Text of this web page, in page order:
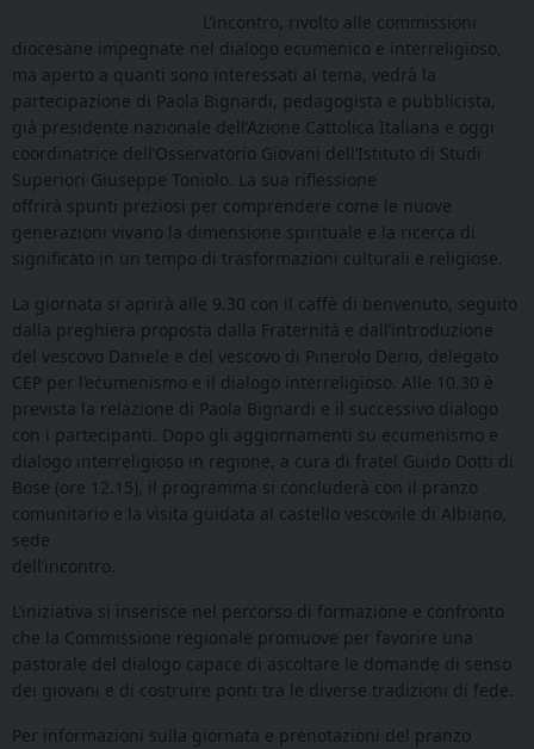
L’incontro, rivolto alle commissioni
diocesane impegnate nel dialogo ecumenico e interreligioso,
ma aperto a quanti sono interessati al tema, vedrà la
partecipazione di Paola Bignardi, pedagogista e pubblicista,
già presidente nazionale dell’Azione Cattolica Italiana e oggi
coordinatrice dell’Osservatorio Giovani dell’Istituto di Studi
Superiori Giuseppe Toniolo. La sua riflessione
offrirà spunti preziosi per comprendere come le nuove
generazioni vivano la dimensione spirituale e la ricerca di
significato in un tempo di trasformazioni culturali e religiose.
La giornata si aprirà alle 9.30 con il caffè di benvenuto, seguito
dalla preghiera proposta dalla Fraternità e dall’introduzione
del vescovo Daniele e del vescovo di Pinerolo Derio, delegato
CEP per l’ecumenismo e il dialogo interreligioso. Alle 10.30 è
prevista la relazione di Paola Bignardi e il successivo dialogo
con i partecipanti. Dopo gli aggiornamenti su ecumenismo e
dialogo interreligioso in regione, a cura di fratel Guido Dotti di
Bose (ore 12.15), il programma si concluderà con il pranzo
comunitario e la visita guidata al castello vescovile di Albiano,
sede
dell’incontro.
L’iniziativa si inserisce nel percorso di formazione e confronto
che la Commissione regionale promuove per favorire una
pastorale del dialogo capace di ascoltare le domande di senso
dei giovani e di costruire ponti tra le diverse tradizioni di fede.
Per informazioni sulla giornata e prenotazioni del pranzo